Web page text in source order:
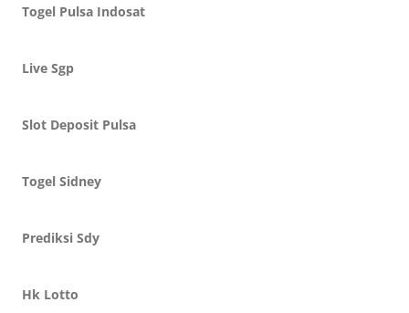
Togel Pulsa Indosat
Live Sgp
Slot Deposit Pulsa
Togel Sidney
Prediksi Sdy
Hk Lotto